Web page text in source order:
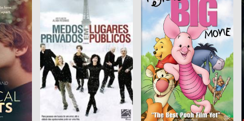
GEO ENG RUS GEO ENG RUS